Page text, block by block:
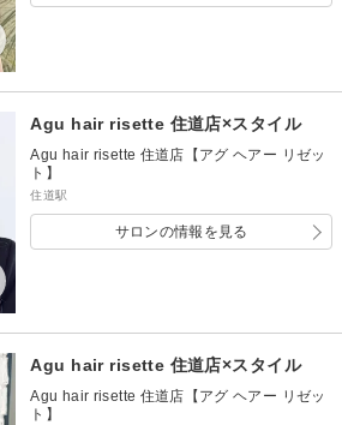
Agu hair risette 住道店×スタイル
Agu hair risette 住道店【アグ ヘアー リゼッ
ト】
住道駅
サロンの情報を見る
Agu hair risette 住道店×スタイル
Agu hair risette 住道店【アグ ヘアー リゼッ
ト】